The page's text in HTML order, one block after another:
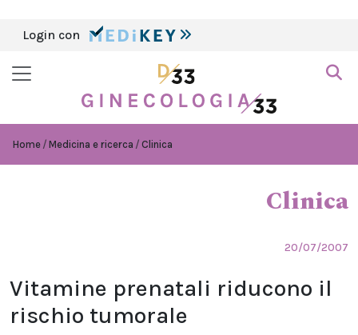
Login con
Home Medicina e ricerca Clinica
Clinica
20/07/2007
Vitamine prenatali riducono il
rischio tumorale